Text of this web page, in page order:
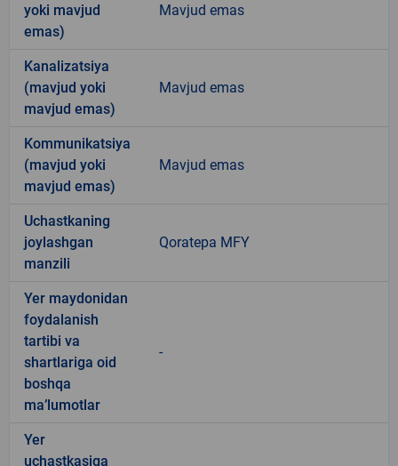
yoki mavjud
emas)
Mavjud emas
Kanalizatsiya
(mavjud yoki
mavjud emas)
Mavjud emas
Kommunikatsiya
(mavjud yoki
mavjud emas)
Mavjud emas
Uchastkaning
joylashgan
manzili
Qoratepa MFY
Yer maydonidan
foydalanish
tartibi va
shartlariga oid
boshqa
ma’lumotlar
-
Yer
uchastkasiga